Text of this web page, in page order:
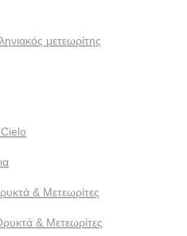
μετεωρίτης
& Μετεωρίτες
& Μετεωρίτες